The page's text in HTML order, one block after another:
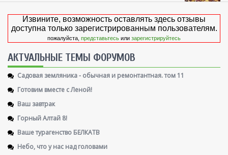
Извините, возможность оставлять здесь отзывы
доступна только зарегистрированным пользователям.
пожалуйста, представьтесь или зарегистрируйтесь
AКТУАЛЬНЫЕ ТЕМЫ ФОРУМОВ
Садовая земляника - обычная и ремонтантная. том 11
Готовим вместе с Леной!
Ваш завтрак
Горный Алтай 8!
Ваше турагенство БЕЛКАТВ
Небо, что у нас над головами